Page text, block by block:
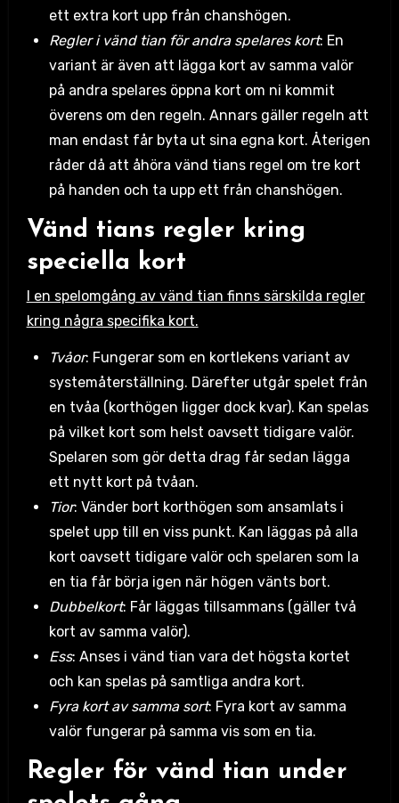
ett extra kort upp från chanshögen.
Regler i vänd tian för andra spelares kort: En
variant är även att lägga kort av samma valör
på andra spelares öppna kort om ni kommit
överens om den regeln. Annars gäller regeln att
man endast får byta ut sina egna kort. Återigen
råder då att åhöra vänd tians regel om tre kort
på handen och ta upp ett från chanshögen.
Vänd tians regler kring
speciella kort
I en spelomgång av vänd tian finns särskilda regler
kring några specifika kort.
Tvåor: Fungerar som en kortlekens variant av
systemåterställning. Därefter utgår spelet från
en tvåa (korthögen ligger dock kvar). Kan spelas
på vilket kort som helst oavsett tidigare valör.
Spelaren som gör detta drag får sedan lägga
ett nytt kort på tvåan.
Tior: Vänder bort korthögen som ansamlats i
spelet upp till en viss punkt. Kan läggas på alla
kort oavsett tidigare valör och spelaren som la
en tia får börja igen när högen vänts bort.
Dubbelkort: Får läggas tillsammans (gäller två
kort av samma valör).
Ess: Anses i vänd tian vara det högsta kortet
och kan spelas på samtliga andra kort.
Fyra kort av samma sort: Fyra kort av samma
valör fungerar på samma vis som en tia.
Regler för vänd tian under